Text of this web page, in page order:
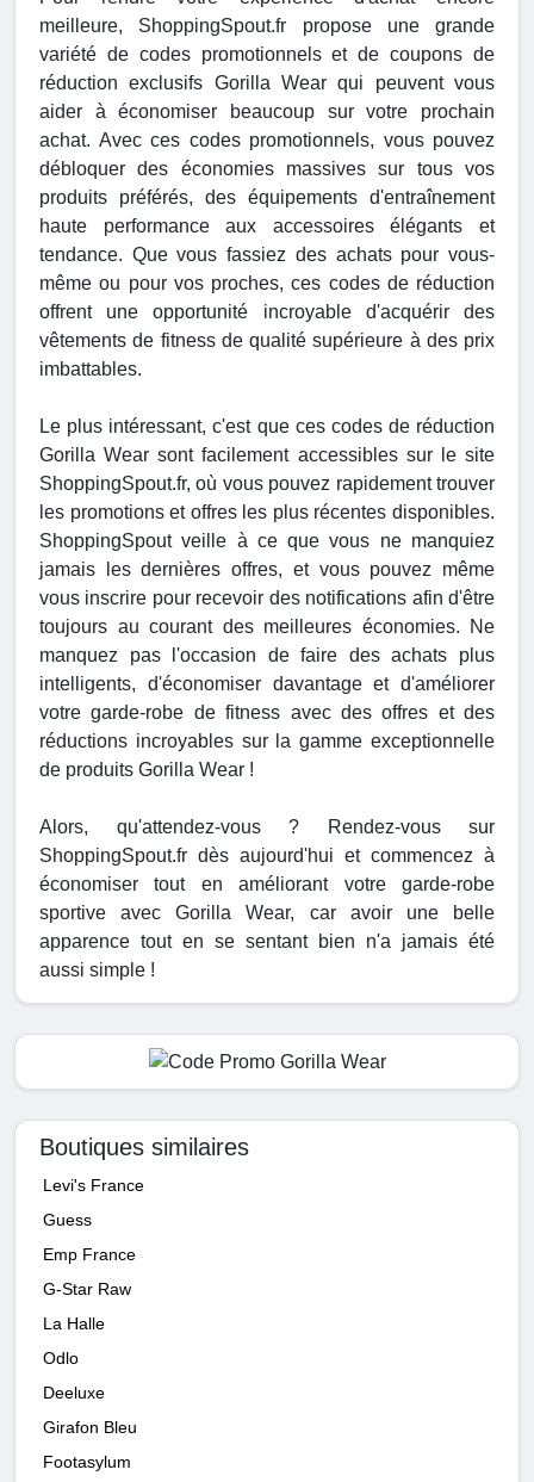
meilleure, ShoppingSpout.fr propose une grande
variété de codes promotionnels et de coupons de
réduction exclusifs Gorilla Wear qui peuvent vous
aider à économiser beaucoup sur votre prochain
achat. Avec ces codes promotionnels, vous pouvez
débloquer des économies massives sur tous vos
produits préférés, des équipements d'entraînement
haute performance aux accessoires élégants et
tendance. Que vous fassiez des achats pour vous-
même ou pour vos proches, ces codes de réduction
offrent une opportunité incroyable d'acquérir des
vêtements de fitness de qualité supérieure à des prix
imbattables.
Le plus intéressant, c'est que ces codes de réduction
Gorilla Wear sont facilement accessibles sur le site
ShoppingSpout.fr, où vous pouvez rapidement trouver
les promotions et offres les plus récentes disponibles.
ShoppingSpout veille à ce que vous ne manquiez
jamais les dernières offres, et vous pouvez même
vous inscrire pour recevoir des notifications afin d'être
toujours au courant des meilleures économies. Ne
manquez pas l'occasion de faire des achats plus
intelligents, d'économiser davantage et d'améliorer
votre garde-robe de fitness avec des offres et des
réductions incroyables sur la gamme exceptionnelle
de produits Gorilla Wear !
Alors, qu'attendez-vous ? Rendez-vous sur
ShoppingSpout.fr dès aujourd'hui et commencez à
économiser tout en améliorant votre garde-robe
sportive avec Gorilla Wear, car avoir une belle
apparence tout en se sentant bien n'a jamais été
aussi simple !
Boutiques similaires
Levi's France
Guess
Emp France
G-Star Raw
La Halle
Odlo
Deeluxe
Girafon Bleu
Footasylum